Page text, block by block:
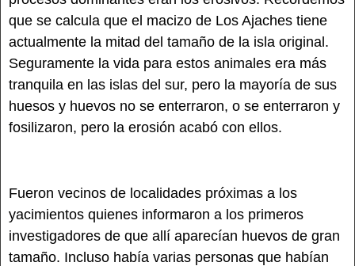
que se calcula que el macizo de Los Ajaches tiene
actualmente la mitad del tamaño de la isla original.
Seguramente la vida para estos animales era más
tranquila en las islas del sur, pero la mayoría de sus
huesos y huevos no se enterraron, o se enterraron y
fosilizaron, pero la erosión acabó con ellos.
Fueron vecinos de localidades próximas a los
yacimientos quienes informaron a los primeros
investigadores de que allí aparecían huevos de gran
tamaño. Incluso había varias personas que habían